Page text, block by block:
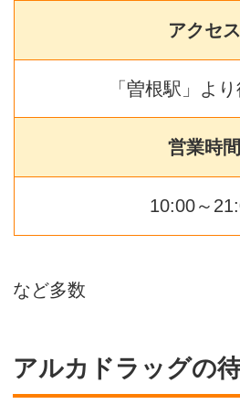
アクセス
「曽根駅」よ
営業時間
10:00～
など多数
アルカドラッグの